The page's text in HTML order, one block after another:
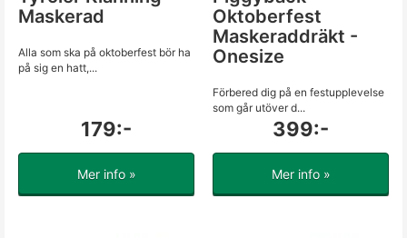
Maskerad
Alla som ska på oktoberfest bör ha
på sig en hatt,...
179:-
Mer info »
Oktoberfest
Maskeraddräkt -
Onesize
Förbered dig på en festupplevelse
som går utöver d...
399:-
Mer info »